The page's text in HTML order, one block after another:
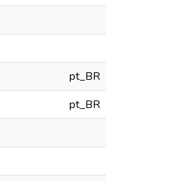
pt_BR
pt_BR